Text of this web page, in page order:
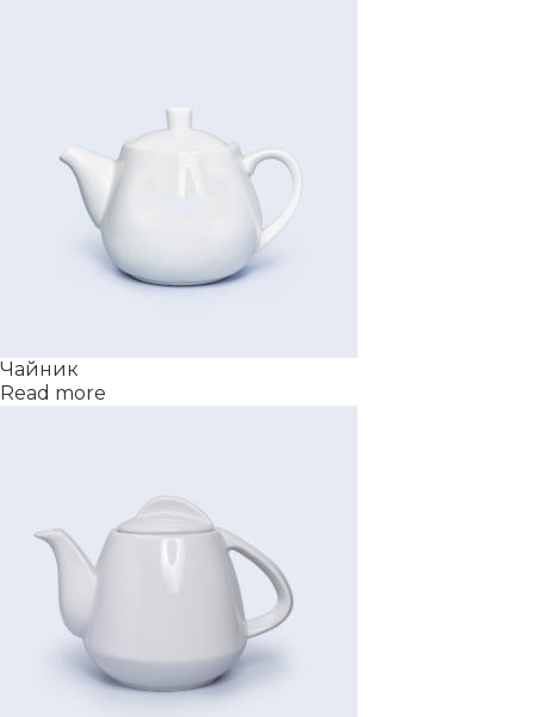
Чайник
Read more